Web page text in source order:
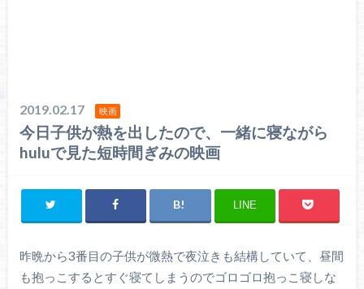
2019.02.17 映画
今日子供が熱を出したので、一緒に寝ながら
huluで見た短時間ぎみの映画
LINE
昨晩から3番目の子供が微熱で夜泣きも結構していて、昼間
も抱っこするとすぐ寝てしまうのでゴロゴロ抱っこ寝しな